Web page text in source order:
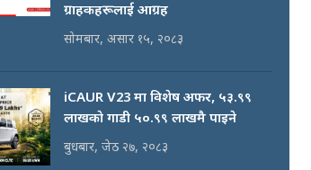
ग्राहकहरूलाई आग्रह
सोमबार, असार १५, २०८३
iCAUR V23 मा विशेष अफर, ५३.९९
लाखकाे गाडी ५०.९९ लाखमै पाइने
बुधबार, जेठ २७, २०८३